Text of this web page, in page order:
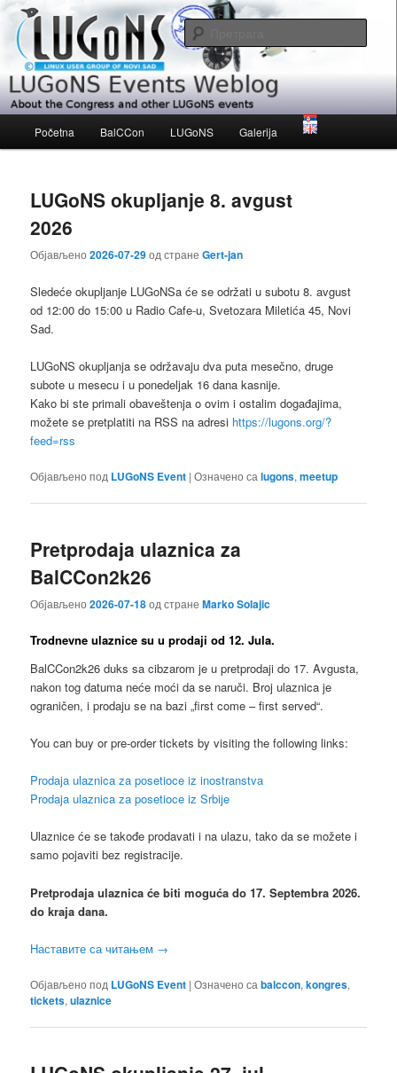
Скочи
примарни
садржај
Скочи
секундарни
садржајLUGoNS Events Weblog
About the Congress and other LUGoNS events
изборник
Početna BalCCon LUGoNS Galerija
LUGoNS okupljanje 8. avgust
2026
Објављено2026-07-29од странеGert-jan
Sledeće okupljanje LUGoNSa ćе se održati u subotu 8. avgust
od 12:00 do 15:00 u Radio Cafe-u, Svetozara Miletića 45, Novi
Sad.
LUGoNS okupljanja se održavaju dva puta mesečno, druge
subote u mesecu i u ponedeljak 16 dana kasnije.
Kako bi ste primali obaveštenja o ovim i ostalim događajima,
možete se pretplatiti na RSS na adresi https://lugons.org/?
feed=rss
Објављено под LUGoNS Event |Означено са lugons,meetup
Pretprodaja ulaznica za
BalCCon2k26
Објављено2026-07-18од странеMarko Solajic
Trodnevne ulaznice su u prodaji od 12. Jula.
BalCCon2k26 duks sa cibzarom je u pretprodaji do 17. Avgusta,
nakon tog datuma neće moći da se naruči. Broj ulaznica je
ograničen, i prodaju se na bazi „first come – first served“.
You can buy or pre-order tickets by visiting the following links:
Prodaja ulaznica za posetioce iz inostranstva
Prodaja ulaznica za posetioce iz Srbije
Ulaznice će se takođe prodavati i na ulazu, tako da se možete i
samo pojaviti bez registracije.
Pretprodaja ulaznica će biti moguća do 17. Septembra 2026.
do kraja dana.
Наставите са читањем →
Објављено под LUGoNS Event |Означено са balccon,kongres,
tickets,ulaznice